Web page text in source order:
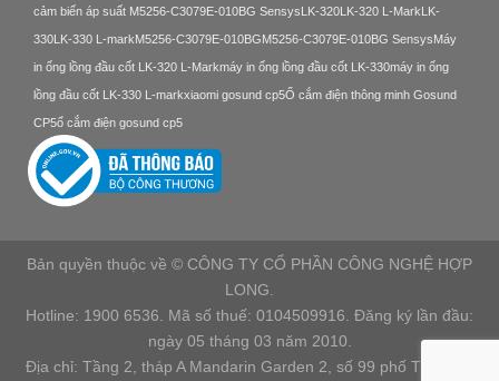
cảm biến áp suất M5256-C3079E-010BG SensysLK-320LK-320 L-MarkLK-
330LK-330 L-markM5256-C3079E-010BGM5256-C3079E-010BG SensysMáy
in ống lồng đầu cốt LK-320 L-Markmáy in ống lồng đầu cốt LK-330máy in ống
lồng đầu cốt LK-330 L-markxiaomi gosund cp5Ổ cắm điện thông minh Gosund
CP5ổ cắm điện gosund cp5
Bản quyền thuộc về © CÔNG TY CỔ PHẦN CÔNG NGHỆ HỢP
LONG.
Hotline: 1900 6536. Mã số thuế: 0104509916. Đăng ký lần đầu:
ngày 05 tháng 03 năm 2010.
Địa chỉ: Tầng 2, tháp A Mandarin Garden 2, số 99 phố Tân Mai,